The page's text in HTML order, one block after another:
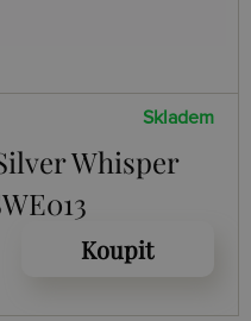
Skladem
Whisper
Koupit